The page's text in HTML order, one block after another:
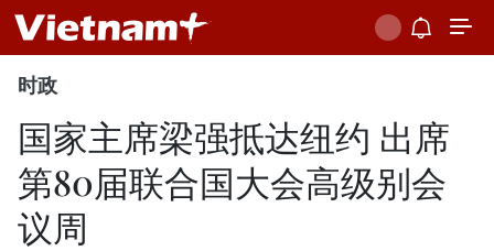
时政
国家主席梁强抵达纽约 出席
第80届联合国大会高级别会
议周